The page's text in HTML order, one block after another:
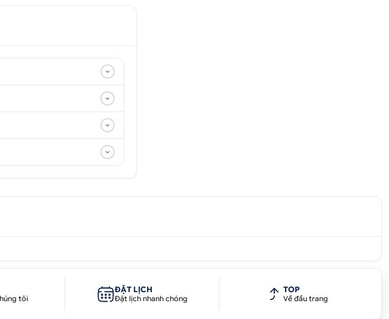
tôi
ĐẶT LỊCH
Đặt lịch nhanh chóng
TOP
Về đầu trang